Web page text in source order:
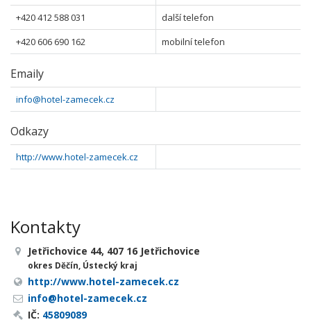
+420 412 588 031
další telefon
+420 606 690 162
mobilní telefon
Emaily
info@hotel-zamecek.cz
Odkazy
http://www.hotel-zamecek.cz
Kontakty
Jetřichovice 44, 407 16 Jetřichovice
okres Děčín, Ústecký kraj
http://www.hotel-zamecek.cz
info@hotel-zamecek.cz
IČ: 45809089